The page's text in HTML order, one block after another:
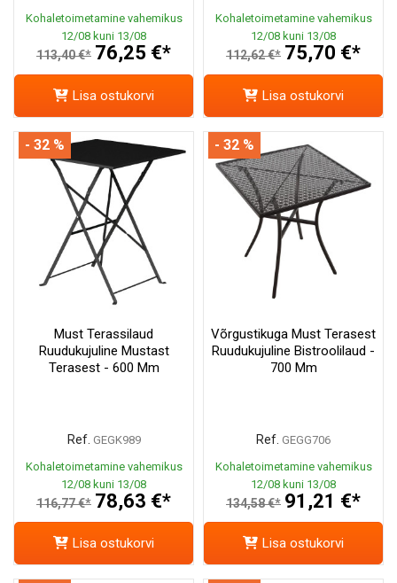
Kohaletoimetamine vahemikus
12/08 kuni 13/08
113,40 €* 76,25 €*
Lisa ostukorvi
Kohaletoimetamine vahemikus
12/08 kuni 13/08
112,62 €* 75,70 €*
Lisa ostukorvi
Must Terassilaud
Ruudukujuline Mustast
Terasest - 600 Mm
Ref. GEGK989
Kohaletoimetamine vahemikus
12/08 kuni 13/08
116,77 €* 78,63 €*
- 32 %
Lisa ostukorvi
Võrgustikuga Must Terasest
Ruudukujuline Bistroolilaud -
700 Mm
Ref. GEGG706
Kohaletoimetamine vahemikus
12/08 kuni 13/08
134,58 €* 91,21 €*
- 32 %
Lisa ostukorvi